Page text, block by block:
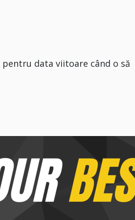
data viitoare când o să